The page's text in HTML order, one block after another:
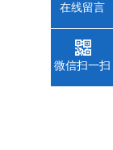
在线留言
微信扫一扫